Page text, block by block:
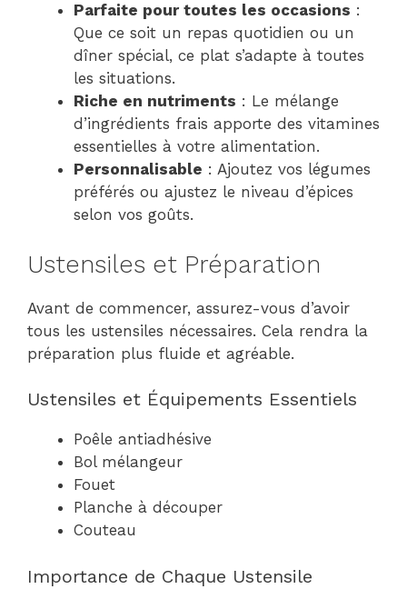
Parfaite pour toutes les occasions :
Que ce soit un repas quotidien ou un
dîner spécial, ce plat s’adapte à toutes
les situations.
Riche en nutriments : Le mélange
d’ingrédients frais apporte des vitamines
essentielles à votre alimentation.
Personnalisable : Ajoutez vos légumes
préférés ou ajustez le niveau d’épices
selon vos goûts.
Ustensiles et Préparation
Avant de commencer, assurez-vous d’avoir
tous les ustensiles nécessaires. Cela rendra la
préparation plus fluide et agréable.
Ustensiles et Équipements Essentiels
Poêle antiadhésive
Bol mélangeur
Fouet
Planche à découper
Couteau
Importance de Chaque Ustensile